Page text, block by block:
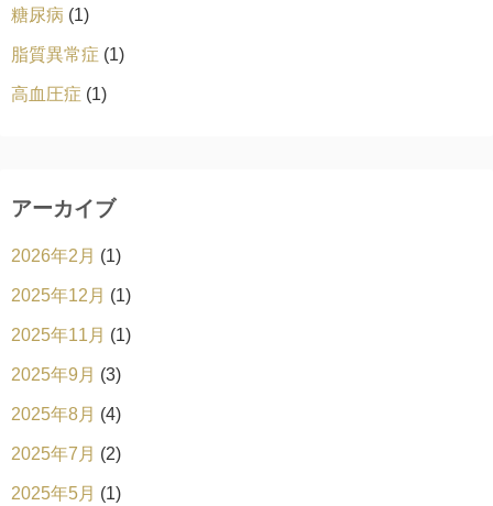
糖尿病 (1)
脂質異常症 (1)
高血圧症 (1)
アーカイブ
2026年2月 (1)
2025年12月 (1)
2025年11月 (1)
2025年9月 (3)
2025年8月 (4)
2025年7月 (2)
2025年5月 (1)